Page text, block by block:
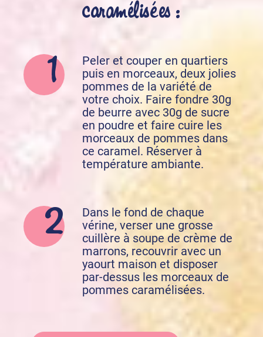
caramélisées :
Peler et couper en quartiers
puis en morceaux, deux jolies
pommes de la variété de
votre choix. Faire fondre 30g
de beurre avec 30g de sucre
en poudre et faire cuire les
morceaux de pommes dans
ce caramel. Réserver à
température ambiante.
Dans le fond de chaque
vérine, verser une grosse
cuillère à soupe de crème de
marrons, recouvrir avec un
yaourt maison et disposer
par-dessus les morceaux de
pommes caramélisées.